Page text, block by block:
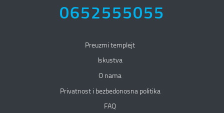
0652555055
Preuzmi templejt
Iskustva
O nama
Privatnost i bezbedonosna politika
Privatnost i bezbedonosna politika
FAQ